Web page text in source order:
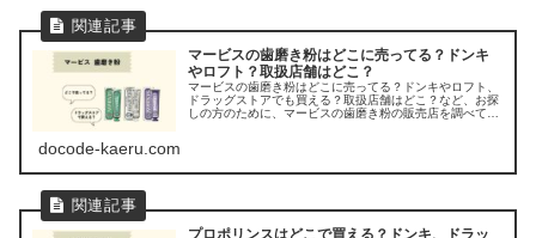
マービスの歯磨き粉はどこに売ってる？ドンキ
やロフト？取扱店舗はどこ？
マービスの歯磨き粉はどこに売ってる？ドンキやロフト、
ドラッグストアでも買える？取扱店舗はどこ？など、お探
しの方のために、マービスの歯磨き粉の販売店を調べてみ
docode-kaeru.com